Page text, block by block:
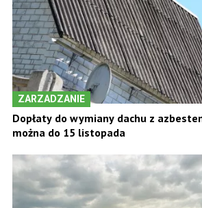
ZARZADZANIE
Dopłaty do wymiany dachu z
można do 15 listopada